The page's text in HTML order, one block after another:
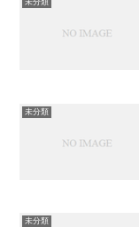
未分類
未分類